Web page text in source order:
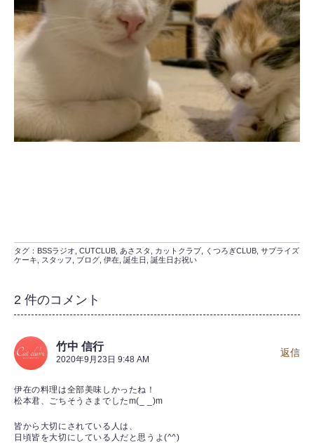
タグ： BSSラジオ CUTCLUB あさスタ カットクラブ くつろぎCLUB サプライズ
ケーキ
スタッフ ブログ 伊在 誕生日 誕生日お祝い
2 件のコメント
竹中 信行
2020年9月23日 9:48 AM
伊在の料理は全部美味しかったね！
松本君、ごちそうさまでしたm(_ _)m
皆から大切にされている人は、
日頃皆を大切にしている人だと思うよ(^^)
返信